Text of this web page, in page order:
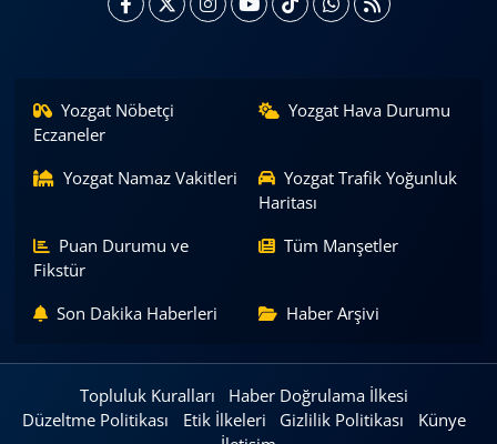
Yozgat Nöbetçi
Eczaneler
Yozgat Hava Durumu
Yozgat Namaz Vakitleri
Yozgat Trafik Yoğunluk
Haritası
Puan Durumu ve
Fikstür
Tüm Manşetler
Son Dakika Haberleri Haber Arşivi
Topluluk Kuralları
Haber Doğrulama İlkesi
Düzeltme Politikası
Etik İlkeleri Gizlilik Politikası
Künye